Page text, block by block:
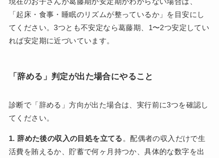
「起床・食事・睡眠のリズムが整っているか」を目安にし
てください。3つとも不安定なら葛藤期、1〜2つ安定してい
れば安定期に近づいています。
「辞める」判定が出た場合にやること
診断で「辞める」方向が出た場合は、実行前に3つを確認し
てください。
1. 辞めた後の収入の目処を立てる 。配偶者の収入だけで生
活費を賄えるか、貯蓄で何ヶ月持つか、具体的な数字を出